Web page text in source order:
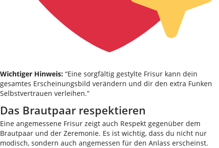
Wichtiger Hinweis: “Eine sorgfältig gestylte Frisur kann dein
gesamtes Erscheinungsbild verändern und dir den extra Funken
Selbstvertrauen verleihen.”
Das Brautpaar respektieren
Eine angemessene Frisur zeigt auch Respekt gegenüber dem
Brautpaar und der Zeremonie. Es ist wichtig, dass du nicht nur
modisch, sondern auch angemessen für den Anlass erscheinst.